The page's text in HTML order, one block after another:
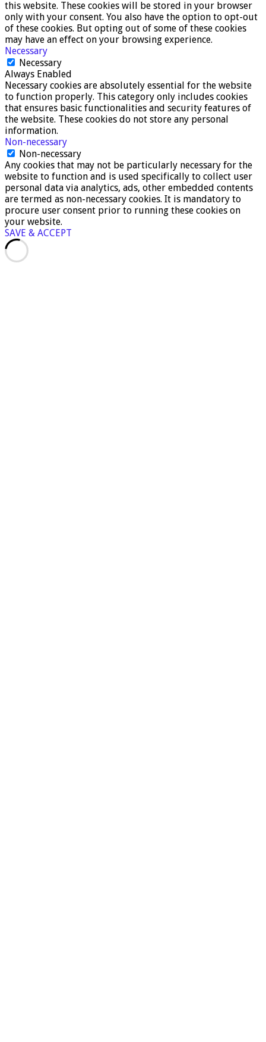
this website. These cookies will be stored in your browser
only with your consent. You also have the option to opt-out
of these cookies. But opting out of some of these cookies
may have an effect on your browsing experience.
Necessary
Necessary
Always Enabled
Necessary cookies are absolutely essential for the website
to function properly. This category only includes cookies
that ensures basic functionalities and security features of
the website. These cookies do not store any personal
information.
Non-necessary
Non-necessary
Any cookies that may not be particularly necessary for the
website to function and is used specifically to collect user
personal data via analytics, ads, other embedded contents
are termed as non-necessary cookies. It is mandatory to
procure user consent prior to running these cookies on
your website.
SAVE & ACCEPT